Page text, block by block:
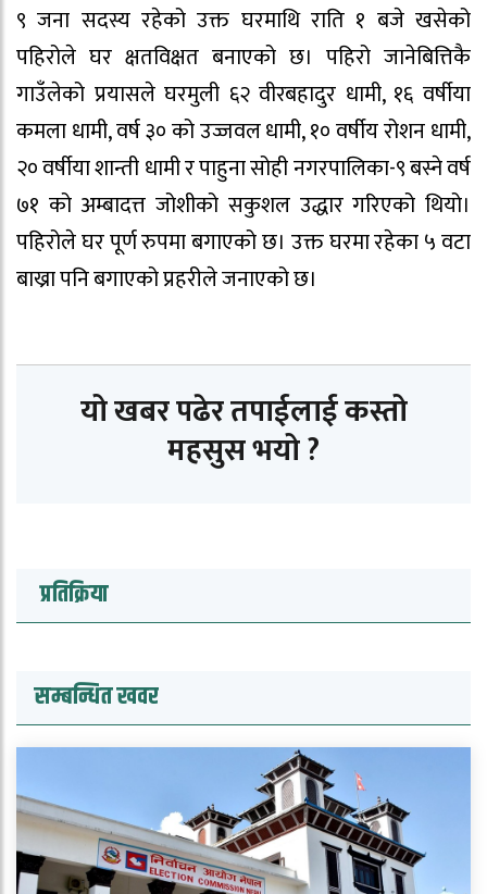
९ जना सदस्य रहेको उक्त घरमाथि राति १ बजे खसेको
पहिरोले घर क्षतविक्षत बनाएको छ। पहिरो जानेबित्तिकै
गाउँलेको प्रयासले घरमुली ६२ वीरबहादुर धामी, १६ वर्षीया
कमला धामी, वर्ष ३० को उज्जवल धामी, १० वर्षीय रोशन धामी,
२० वर्षीया शान्ती धामी र पाहुना सोही नगरपालिका-९ बस्ने वर्ष
७१ को अम्बादत्त जोशीको सकुशल उद्धार गरिएको थियो।
पहिरोले घर पूर्ण रुपमा बगाएको छ। उक्त घरमा रहेका ५ वटा
बाख्रा पनि बगाएको प्रहरीले जनाएको छ।
यो खबर पढेर तपाईलाई कस्तो
महसुस भयो ?
प्रतिक्रिया
सम्बन्धित खवर